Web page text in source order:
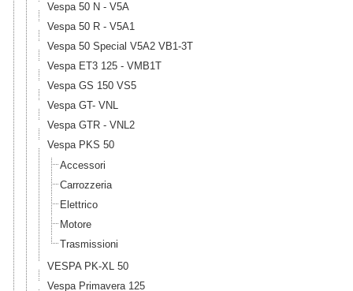
Vespa 50 N - V5A
Vespa 50 R - V5A1
Vespa 50 Special V5A2 VB1-3T
Vespa ET3 125 - VMB1T
Vespa GS 150 VS5
Vespa GT- VNL
Vespa GTR - VNL2
Vespa PKS 50
Accessori
Carrozzeria
Elettrico
Motore
Trasmissioni
VESPA PK-XL 50
Vespa Primavera 125